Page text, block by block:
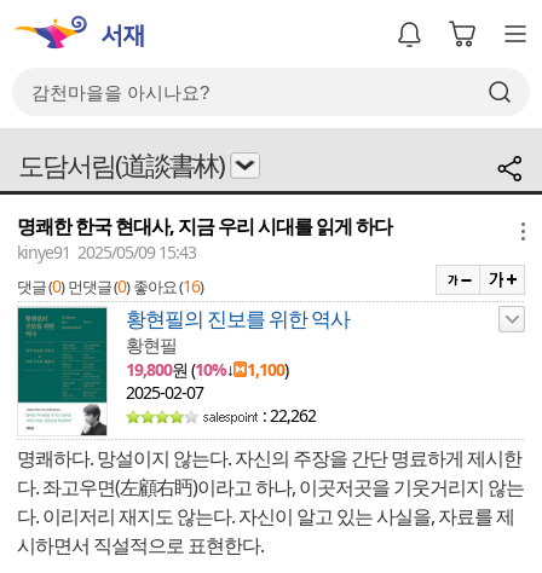
도담서림(道談書林)
명쾌한 한국 현대사, 지금 우리 시대를 읽게 하다
kinye91 2025/05/09 15:43
댓글 (0) 먼댓글 (0) 좋아요 (16)
황현필의 진보를 위한 역사
황현필
19,800원 (10%↓ 1,100)
2025-02-07
: 22,262
명쾌하다. 망설이지 않는다. 자신의 주장을 간단 명료하게 제시한
다. 좌고우면(左顧右眄)이라고 하나, 이곳저곳을 기웃거리지 않는
다. 이리저리 재지도 않는다. 자신이 알고 있는 사실을, 자료를 제
시하면서 직설적으로 표현한다.